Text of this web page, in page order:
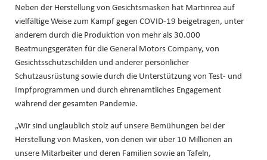
Neben der Herstellung von Gesichtsmasken hat Martinrea auf
vielfältige Weise zum Kampf gegen COVID-19 beigetragen, unter
anderem durch die Produktion von mehr als 30.000
Beatmungsgeräten für die General Motors Company, von
Gesichtsschutzschilden und anderer persönlicher
Schutzausrüstung sowie durch die Unterstützung von Test- und
Impfprogrammen und durch ehrenamtliches Engagement
während der gesamten Pandemie.
„Wir sind unglaublich stolz auf unsere Bemühungen bei der
Herstellung von Masken, von denen wir über 10 Millionen an
unsere Mitarbeiter und deren Familien sowie an Tafeln,